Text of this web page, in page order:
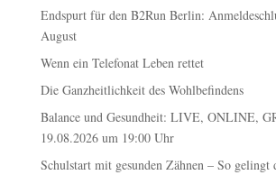
Endspurt für den B2Run Berlin:
August
Wenn ein Telefonat Leben rettet
Die Ganzheitlichkeit des Wohlbefindens
Balance und Gesundheit: LIVE, ONLINE,
19.08.2026 um 19:00 Uhr
Schulstart mit gesunden Zähnen – So gelingt